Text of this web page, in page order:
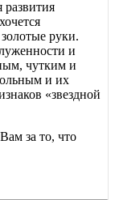
развития
руки.
и
чутким и
и их
«звездной
за то, что